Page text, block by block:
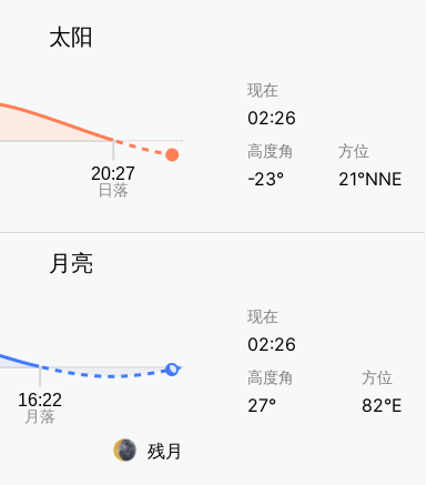
太阳
现在
02:26
高度角
-23°
方位
21°NNE
月亮
残月
现在
02:26
高度角
27°
方位
82°E